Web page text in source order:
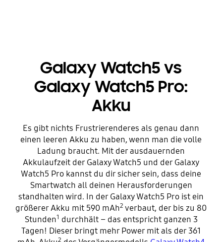
Galaxy Watch5 vs
Galaxy Watch5 Pro:
Akku
Es gibt nichts Frustrierenderes als genau dann
einen leeren Akku zu haben, wenn man die volle
Ladung braucht. Mit der ausdauernden
Akkulaufzeit der Galaxy Watch5 und der Galaxy
Watch5 Pro kannst du dir sicher sein, dass deine
Smartwatch all deinen Herausforderungen
standhalten wird. In der Galaxy Watch5 Pro ist ein
größerer Akku mit 590 mAh2 verbaut, der bis zu 80
Stunden1 durchhält – das entspricht ganzen 3
Tagen! Dieser bringt mehr Power mit als der 361
2